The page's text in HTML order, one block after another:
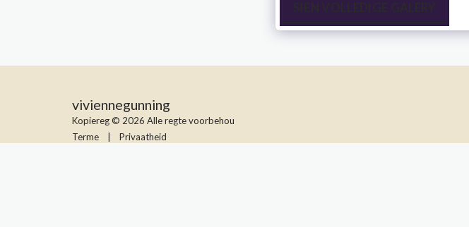
SIEN VOLLEDIGE GALERY
viviennegunning
Kopiereg © 2026 Alle regte voorbehou
Terme
Privaatheid